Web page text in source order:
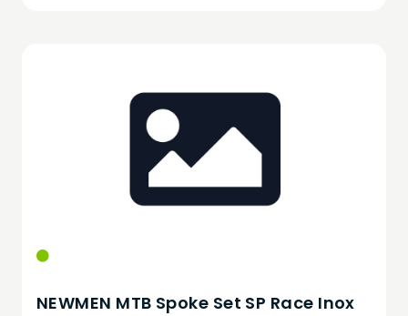
NEWMEN MTB Spoke Set SP Race Inox